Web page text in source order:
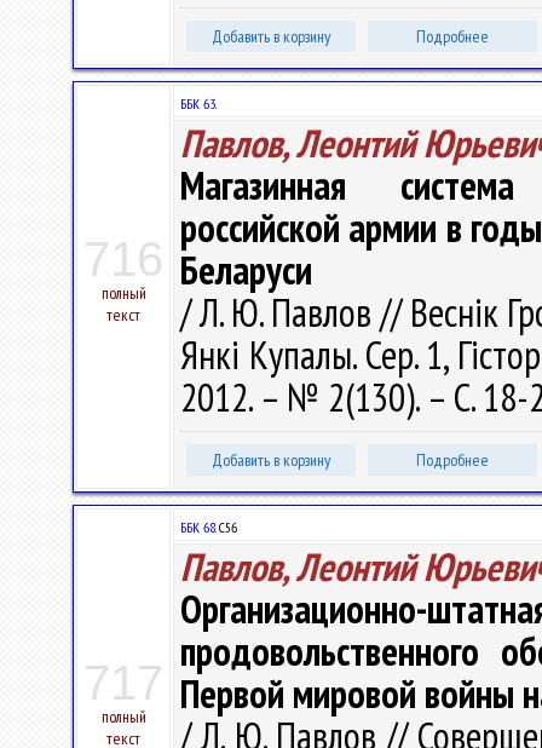
Добавить в корзину Подробнее
716
полный
текст
ББК 63.
Павлов, Леонтий
Магазинная система
российской армии в
Беларуси
/ Л. Ю. Павлов // Веснік
Янкі Купалы. Сер. 1,
2012. – № 2(130). – С. 18-
Добавить в корзину Подробнее
717
полный
текст
ББК 68.С56
Павлов, Леонтий
продовольственного
Первой мировой войны
/ Л. Ю. Павлов //